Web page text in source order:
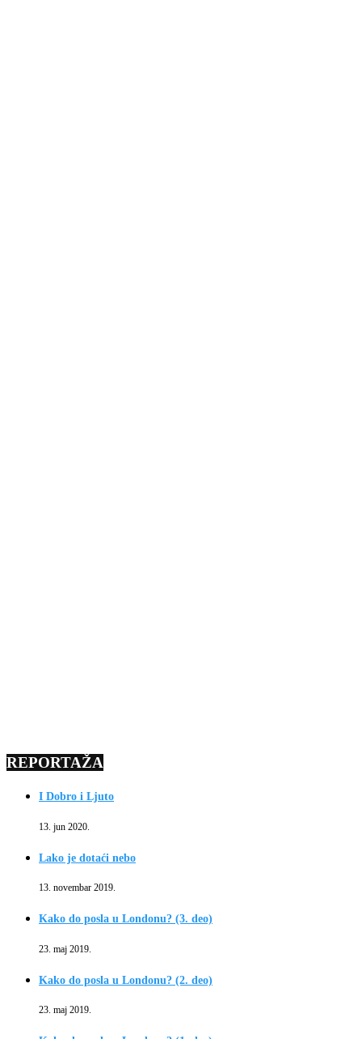
REPORTAŽA
I Dobro i Ljuto
13. jun 2020.
Lako je dotaći nebo
13. novembar 2019.
Kako do posla u Londonu? (3. deo)
23. maj 2019.
Kako do posla u Londonu? (2. deo)
23. maj 2019.